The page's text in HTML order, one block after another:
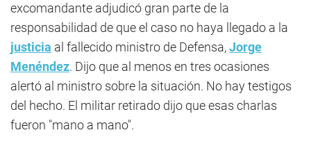
excomandante adjudicó gran parte de la
responsabilidad de que el caso no haya llegado a la
justicia al fallecido ministro de Defensa,Jorge
Menéndez. Dijo que al menos en tres ocasiones
alertó al ministro sobre la situación. No hay testigos
del hecho. El militar retirado dijo que esas charlas
fueron "mano a mano".